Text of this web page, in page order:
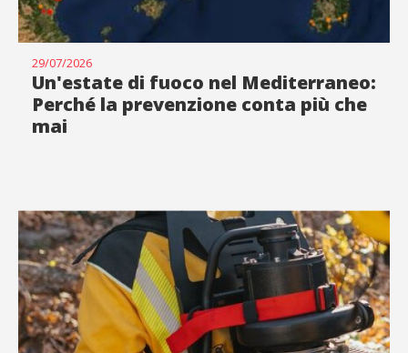
29/07/2026
Un'estate di fuoco nel Mediterraneo:
Perché la prevenzione conta più che
mai